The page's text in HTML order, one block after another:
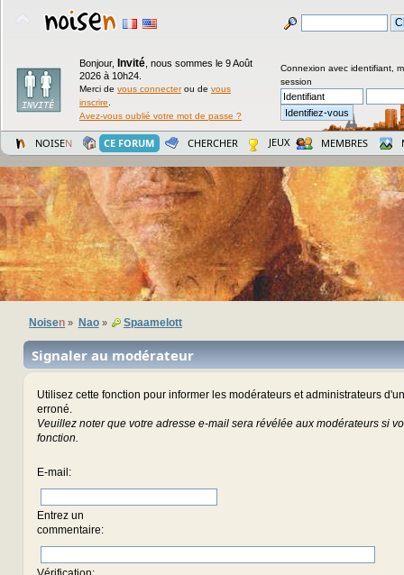
Bonjour, Invité nous sommes le 9 Août
2026 à 10h24.
Merci de vous connecterou de vous
inscrire
Avez-vous oublié votre mot de passe ?
Connexion avec identifiant,
session
NOISEN CE FORUM CHERCHER JEUX MEMBRES
Noisen » Nao» Spaamelott
Signaler au modérateur
Utilisez cette fonction pour informer les modérateurs et administrateurs
erroné.
Veuillez noter que votre adresse e-mail sera révélée aux modérateurs si
fonction.
E-mail :
Entrez un
commentaire: